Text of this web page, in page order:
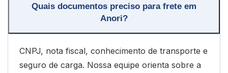
Quais documentos preciso para frete em
Anori?
CNPJ, nota fiscal, conhecimento de transporte e
seguro de carga. Nossa equipe orienta sobre a